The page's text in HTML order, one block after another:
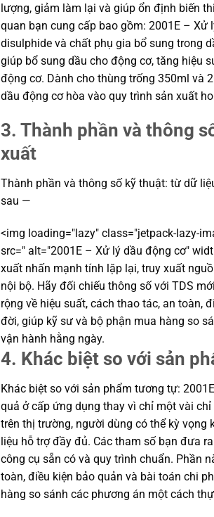
lượng, giảm làm lại và giúp ổn định biến
quan bạn cung cấp bao gồm: 2001E –
disulphide và chất phụ gia bổ sung trong
giúp bổ sung dầu cho động cơ, tăng hiệu
động cơ. Dành cho thùng trống 350ml và
dầu động cơ hòa vào quy trình sản xuất
3. Thành phần và thông
xuất
Thành phần và thông số kỹ thuật: từ dữ
sau —
<img loading="lazy" class="jetpack-lazy-
src=" alt="2001E – Xử lý dầu động cơ"
xuất nhấn mạnh tính lặp lại, truy xuất
nội bộ. Hãy đối chiếu thông số với TDS
rộng về hiệu suất, cách thao tác, an toàn,
đời, giúp kỹ sư và bộ phận mua hàng so
vận hành hằng ngày.
4. Khác biệt so với sản
Khác biệt so với sản phẩm tương tự:
quả ở cấp ứng dụng thay vì chỉ một vài
trên thị trường, người dùng có thể kỳ
liệu hỗ trợ đầy đủ. Các tham số bạn đưa
công cụ sẵn có và quy trình chuẩn. Phần
toàn, điều kiện bảo quản và bài toán chi
hàng so sánh các phương án một cách